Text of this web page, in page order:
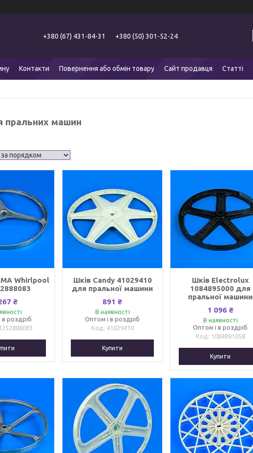
+380 (67) 431-84-31 +380 (50) 301-52-24
Контакти Повернення або обмін товару Сайт продавця Статті
пральних машин
Whirlpool
₴
в роздріб
Шків Candy 41029410
для пральної машини
891 ₴
В наявності
Оптом і в роздріб
41029410
Купити
Шків Electrolux
1084895000 для
пральної машини
1 096 ₴
В наявності
Оптом і в роздріб
1084891058
Купити